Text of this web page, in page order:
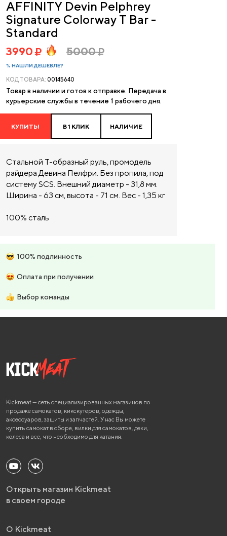
AFFINITY Devin Pelphrey
Signature Colorway T Bar -
Standard
3990 5000
% НАШЛИ ДЕШЕВЛЕ?
КОД ТОВАРА: 00145640
Товар в наличии и готов к отправке. Передача в
курьерские службы в течение 1 рабочего дня.
КУПИТЬ! В 1 КЛИК НАЛИЧИЕ
Стальной Т-образный руль, промодель
райдера Девина Пелфри. Без пропила, под
систему SCS. Внешний диаметр - 31,8 мм.
Ширина - 63 см, высота - 71 см. Вес - 1,35 кг
100% сталь
100% подлинность
Оплата при получении
Выбор команды
Kickmeat — сеть специализированных магазинов по
продаже самокатов, кикскутеров, одежды,
аксессуаров, защиты и запчастей. У нас Вы можете
купить самокат в сборе, вилки для самокатов, деки,
колеса и все, что необходимо для катания.
Открыть магазин Kickmeat
в своем городе
О Kickmeat